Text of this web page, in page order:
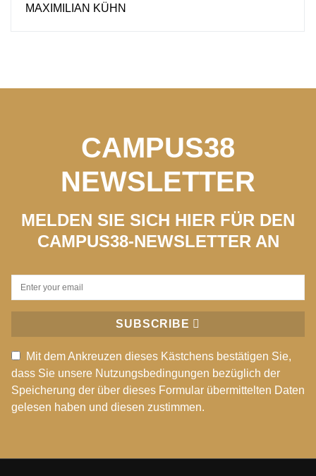
MAXIMILIAN KÜHN
CAMPUS38
NEWSLETTER
MELDEN SIE SICH HIER FÜR DEN
CAMPUS38-NEWSLETTER AN
SUBSCRIBE
Mit dem Ankreuzen dieses Kästchens bestätigen Sie,
dass Sie unsere Nutzungsbedingungen bezüglich der
Speicherung der über dieses Formular übermittelten Daten
gelesen haben und diesen zustimmen.